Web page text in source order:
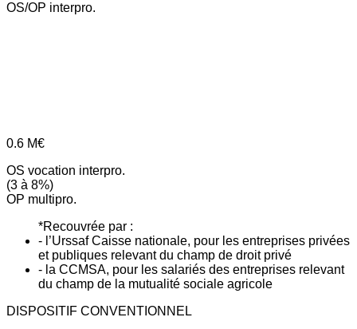
OS/OP interpro.
0.6 M€
OS vocation interpro.
(3 à 8%)
OP multipro.
*Recouvrée par :
- l’Urssaf Caisse nationale, pour les entreprises privées
et publiques relevant du champ de droit privé
- la CCMSA, pour les salariés des entreprises relevant
du champ de la mutualité sociale agricole
DISPOSITIF CONVENTIONNEL